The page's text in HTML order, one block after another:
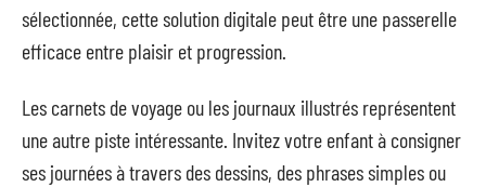
sélectionnée, cette solution digitale peut être une passerelle
efficace entre plaisir et progression.
Les carnets de voyage ou les journaux illustrés représentent
une autre piste intéressante. Invitez votre enfant à consigner
ses journées à travers des dessins, des phrases simples ou